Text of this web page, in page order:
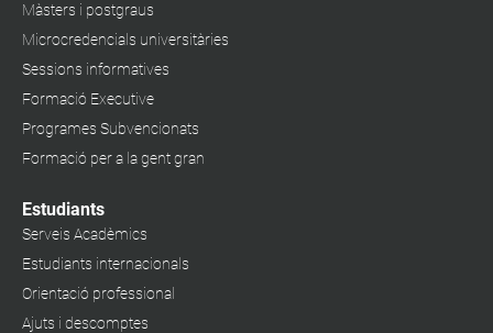
Màsters i postgraus
Microcredencials universitàries
Sessions informatives
Formació Executive
Programes Subvencionats
Formació per a la gent gran
Estudiants
Serveis Acadèmics
Estudiants internacionals
Orientació professional
Ajuts i descomptes